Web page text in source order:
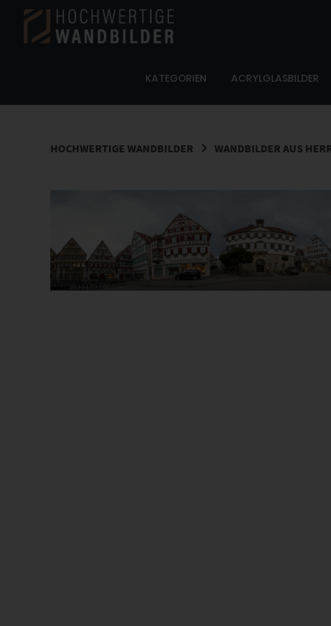
Springe
Inhalt
KATEGORIEN ACRYLGLASBILDER
HOCHWERTIGE WANDBILDER WANDBILDER AUS